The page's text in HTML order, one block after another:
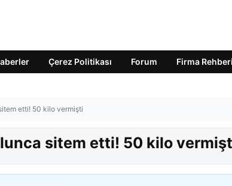
Çerez Politikası Forum Firma Rehberi
etti! 50 kilo vermişti
sitem etti! 50 kilo